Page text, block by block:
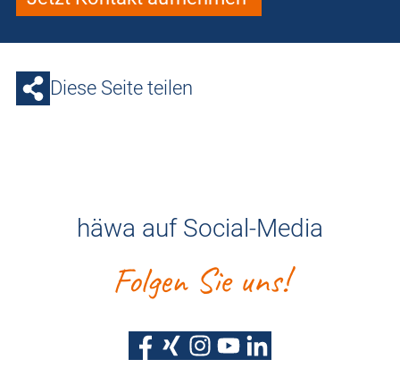
Diese Seite teilen
häwa auf Social-Media
Folgen Sie uns!